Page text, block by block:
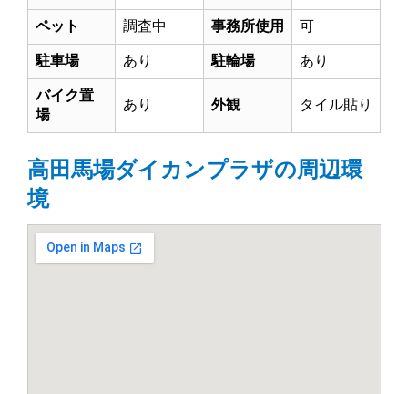
ペット 調査中 事務所使用 可
駐車場 あり 駐輪場 あり
バイク置
場
あり 外観 タイル貼り
高田馬場ダイカンプラザの周辺環
境